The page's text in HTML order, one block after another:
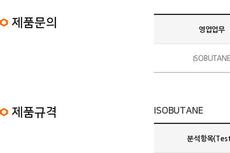
제품문의 영업업무
제품규격 ISOBUTANE
분석항목